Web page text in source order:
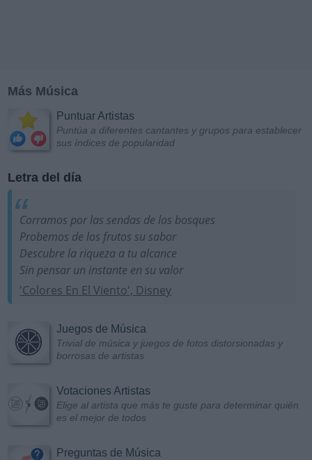
Más Música
Puntuar Artistas
Puntúa a diferentes cantantes y grupos para establecer
sus índices de popularidad
Letra del día
Corramos por las sendas de los bosques
Probemos de los frutos su sabor
Descubre la riqueza a tu alcance
Sin pensar un instante en su valor
'Colores En El Viento', Disney
Juegos de Música
Trivial de música y juegos de fotos distorsionadas y
borrosas de artistas
Votaciones Artistas
Elige al artista que más te guste para determinar quién
es el mejor de todos
Preguntas de Música